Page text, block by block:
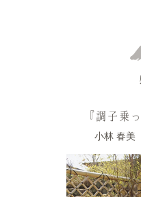
『調子乗
小林 春美